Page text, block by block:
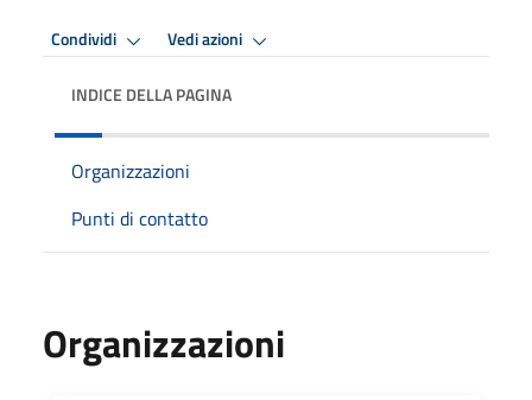
Condividi Vedi azioni
INDICE DELLA PAGINA
Organizzazioni
Punti di contatto
Organizzazioni